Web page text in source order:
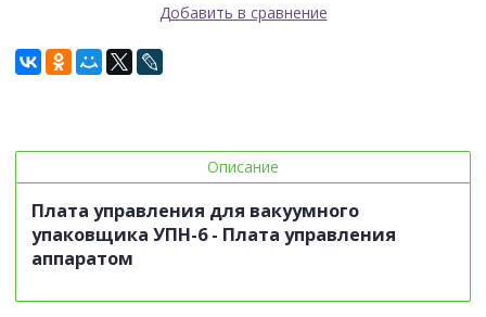
Добавить в сравнение
Описание
Плата управления для вакуумного
упаковщика УПН-6 - Плата управления
аппаратом